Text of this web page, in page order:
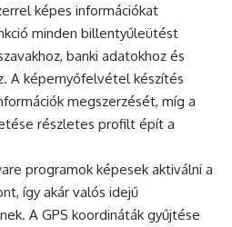
képes információkat
minden billentyűleütést
banki adatokhoz és
A képernyőfelvétel készítés
megszerzését, míg a
részletes profilt épít a
programok képesek aktiválni a
így akár valós idejű
A GPS koordináták gyűjtése